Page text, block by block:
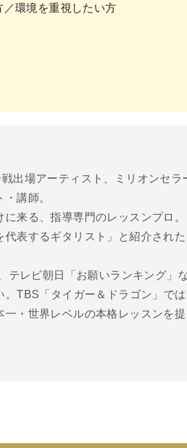
環境を重視したい方
出場アーティスト、ミリオンセラ
講師。
来る、指導専門のレッスンプロ。
表するギタリスト」と紹介された
テレビ朝日「お願いランキング」
TBS「タイガー＆ドラゴン」では
・世界レベルの本格レッスンを提